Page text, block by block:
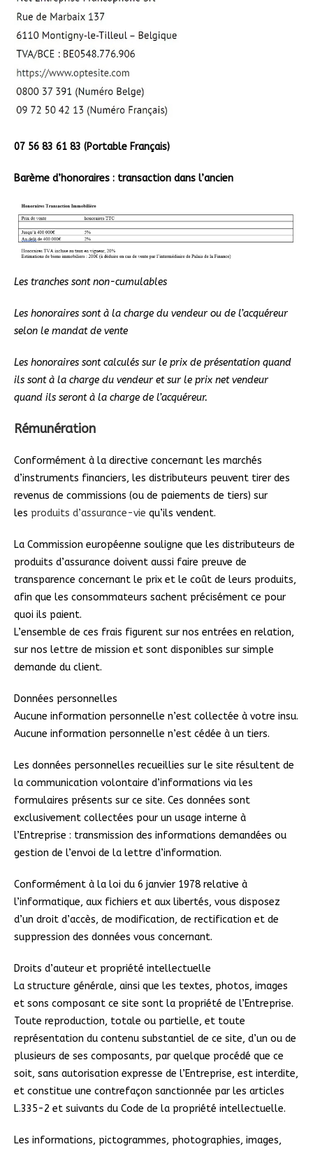
07 56 83 61 83 (Portable Français)
Barème d’honoraires : transaction dans l’ancien
Les tranches sont non-cumulables
Les honoraires sont à la charge du vendeur ou de l’acquéreur
selon le mandat de vente
Les honoraires sont calculés sur le prix de présentation quand
ils sont à la charge du vendeur et sur le prix net vendeur
quand ils seront à la charge de l’acquéreur.
Rémunération
Conformément à la directive concernant les marchés
d’instruments financiers, les distributeurs peuvent tirer des
revenus de commissions (ou de paiements de tiers) sur
les produits d’assurance-vie qu’ils vendent.
La Commission européenne souligne que les distributeurs de
produits d’assurance doivent aussi faire preuve de
transparence concernant le prix et le coût de leurs produits,
afin que les consommateurs sachent précisément ce pour
quoi ils paient.
L’ensemble de ces frais figurent sur nos entrées en relation,
sur nos lettre de mission et sont disponibles sur simple
demande du client.
Données personnelles
Aucune information personnelle n’est collectée à votre insu.
Aucune information personnelle n’est cédée à un tiers.
Les données personnelles recueillies sur le site résultent de
la communication volontaire d’informations via les
formulaires présents sur ce site. Ces données sont
exclusivement collectées pour un usage interne à
l’Entreprise : transmission des informations demandées ou
gestion de l’envoi de la lettre d’information.
Conformément à la loi du 6 janvier 1978 relative à
l’informatique, aux fichiers et aux libertés, vous disposez
d’un droit d’accès, de modification, de rectification et de
suppression des données vous concernant.
Droits d’auteur et propriété intellectuelle
La structure générale, ainsi que les textes, photos, images
et sons composant ce site sont la propriété de l’Entreprise.
Toute reproduction, totale ou partielle, et toute
représentation du contenu substantiel de ce site, d’un ou de
plusieurs de ses composants, par quelque procédé que ce
soit, sans autorisation expresse de l’Entreprise, est interdite,
et constitue une contrefaçon sanctionnée par les articles
L.335-2 et suivants du Code de la propriété intellectuelle.
Les informations, pictogrammes, photographies, images,